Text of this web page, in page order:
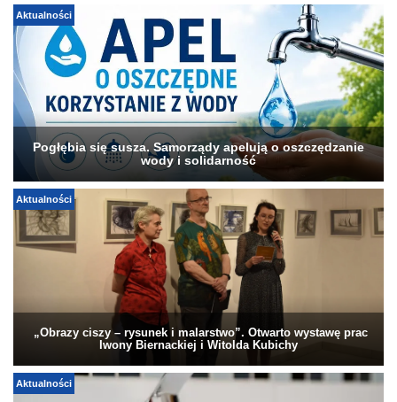
Aktualności
Pogłębia się susza. Samorządy apelują o oszczędzanie
wody i solidarność
Aktualności
„Obrazy ciszy – rysunek i malarstwo”. Otwarto wystawę prac
Iwony Biernackiej i Witolda Kubichy
Aktualności